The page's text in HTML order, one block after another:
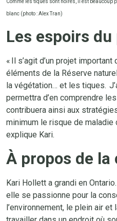
blanc (photo : Alex Tran)
Les espoirs
« Il s’agit d’un projet
éléments de la Réserve
la végétation… et les tiques.
permettra d’en comprendre
contribuera ainsi aux
minimum le risque de maladie
explique Kari.
À propos de la
Kari Hollett a grandi en
elle se passionne pour la
l’environnement, le plein air et